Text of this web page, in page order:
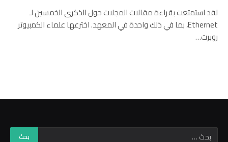
لقد استمتعت بقراءة مقالات المجلات حول الذكرى الخمسين لـ
Ethernet، بما في ذلك واحدة في المعهد. اخترعها علماء الكمبيوتر
روبرت…